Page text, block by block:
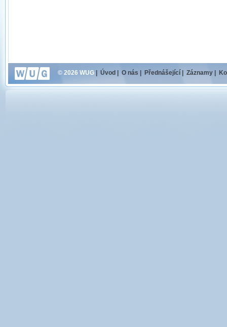
© 2026 WUG Úvod O nás Přednášející Záznamy